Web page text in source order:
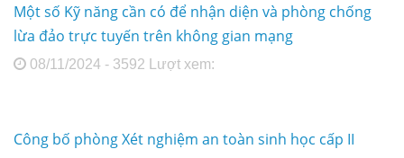
Một số Kỹ năng cần có để nhận diện và phòng chống
lừa đảo trực tuyến trên không gian mạng
08/11/2024 - 3592 Lượt xem:
Công bố phòng Xét nghiệm an toàn sinh học cấp II